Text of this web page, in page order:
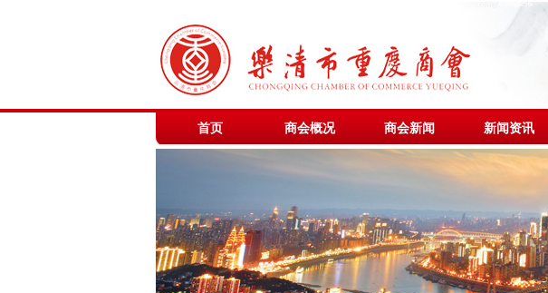
首页 商会概况 商会新闻 新闻资讯